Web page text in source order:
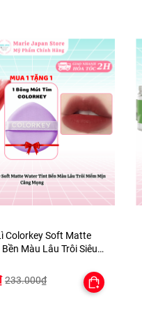
làn
ẩm
Colorkey Soft Matte
Màu Lâu Trôi Siêu
233.000₫